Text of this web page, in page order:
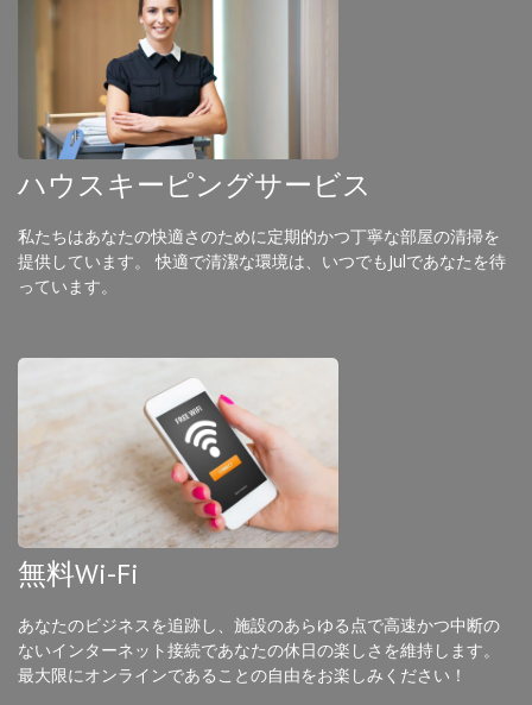
ハウスキーピングサービス
私たちはあなたの快適さのために定期的かつ丁寧な部屋の清掃を
提供しています。 快適で清潔な環境は、いつでもJulであなたを待
っています。
無料Wi-Fi
あなたのビジネスを追跡し、施設のあらゆる点で高速かつ中断の
ないインターネット接続であなたの休日の楽しさを維持します。
最大限にオンラインであることの自由をお楽しみください！